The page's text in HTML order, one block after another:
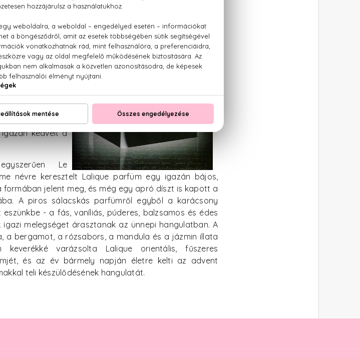
a földieper illatával, a parfüm szívében pedig olyan
a nőiességet a vanília képviseli, míg a
mégis játékos illatokért a bors felelős.
parfüm a luxus
színvilág,
és eleganciát
2006-ban
mindössze a
Főleg a
kedvelt a
Le
névre keresztelt Lalique parfüm egy igazán bájos,
formában jelent meg, és még egy apró díszt is kapott a
A piros sálacskás parfümről egyből a karácsony
eszünkbe - a fás, vaníliás, púderes, balzsamos és édes
igazi melegséget árasztanak az ünnepi hangulatban. A
a bergamot, a rózsabors, a mandula és a jázmin illata
keverékké varázsolta Lalique orientális, fűszeres
és az év bármely napján életre kelti az advent
teli készülődésének hangulatát.